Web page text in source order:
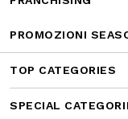
PROMOZIONI
TOP CATEGORIES
SPECIAL